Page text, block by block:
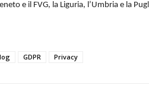
e il FVG, la Liguria, l’Umbria e la
GDPR Privacy